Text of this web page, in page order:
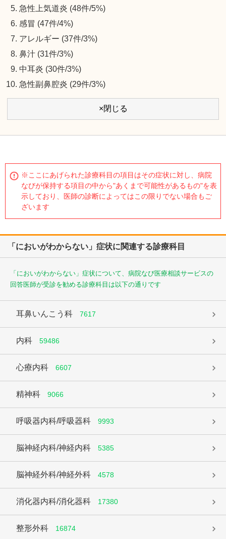
急性上気道炎 (48件/5%)
感冒 (47件/4%)
アレルギー (37件/3%)
鼻汁 (31件/3%)
中耳炎 (30件/3%)
急性副鼻腔炎 (29件/3%)
×閉じる
※ここにあげられた診療科目の項目はその症状に対し、病院
なびが保持する項目の中から"あくまで可能性があるもの"を表
示しており、医師の診断によってはこの限りでない場合もご
ざいます
「においがわからない」症状に関連する診療科目
「においがわからない」症状について、病院なび医療相談サービスの
回答医師が受診を勧める診療科目は以下の通りです
耳鼻いんこう科 7617
内科 59486
心療内科 6607
精神科 9066
呼吸器内科/呼吸器科 9993
脳神経内科/神経内科 5385
脳神経外科/神経外科 4578
消化器内科/消化器科 17380
整形外科 16874